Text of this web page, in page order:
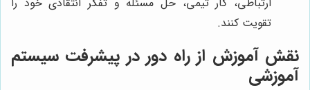
تقویت کنند.
نقش آموزش از راه دور در پیشرفت سیستم
آموزشی